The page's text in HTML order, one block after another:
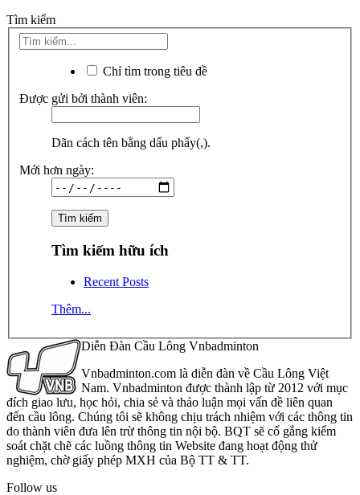
Tìm kiếm
Chỉ tìm trong tiêu đề
Được gửi bởi thành viên:
Dãn cách tên bằng dấu phẩy(,).
Mới hơn ngày:
Tìm kiếm hữu ích
Recent Posts
Thêm...
Diễn Đàn Cầu Lông Vnbadminton
Vnbadminton.com là diễn đàn về Cầu Lông Việt
Nam. Vnbadminton được thành lập từ 2012 với mục
đích giao lưu, học hỏi, chia sẻ và thảo luận mọi vấn đề liên quan
đến cầu lông. Chúng tôi sẽ không chịu trách nhiệm với các thông tin
do thành viên đưa lên trừ thông tin nội bộ. BQT sẽ cố gắng kiểm
soát chặt chẽ các luồng thông tin Website đang hoạt động thử
nghiệm, chờ giấy phép MXH của Bộ TT & TT.
Follow us